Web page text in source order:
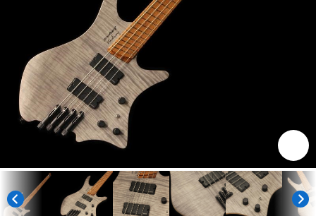
キーボード
管楽器
アンプ
DJ機器 DTM